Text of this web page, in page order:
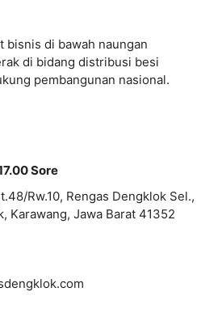
bisnis di bawah naungan
di bidang distribusi besi
pembangunan nasional.
Sore
Rw.10, Rengas Dengklok Sel.,
Karawang, Jawa Barat 41352